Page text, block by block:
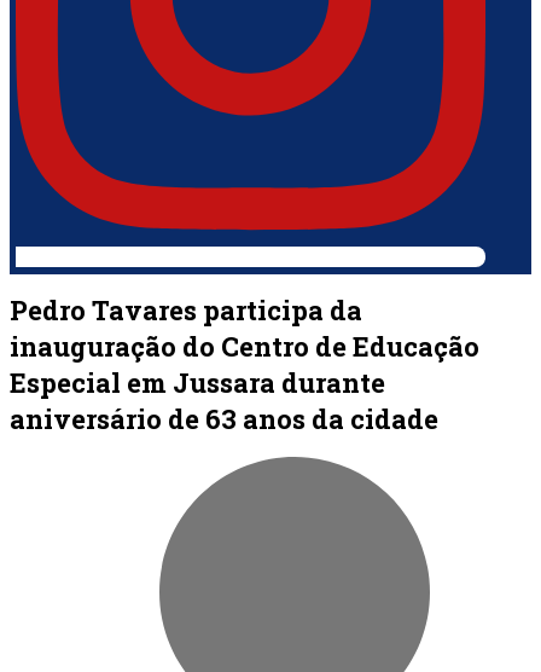
Pedro Tavares participa da
inauguração do Centro de Educação
Especial em Jussara durante
aniversário de 63 anos da cidade